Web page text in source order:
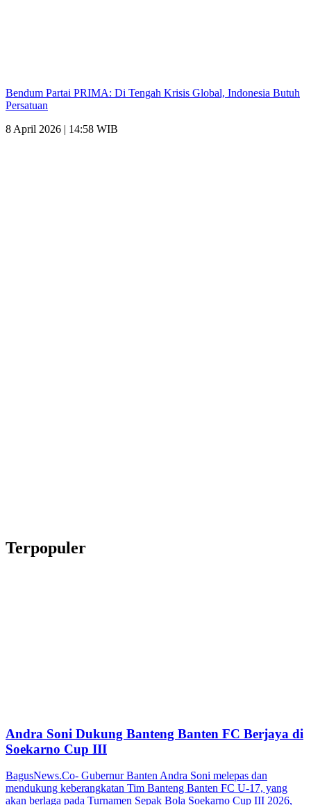
Bendum Partai PRIMA: Di Tengah Krisis Global, Indonesia Butuh
Persatuan
8 April 2026 | 14:58 WIB
Terpopuler
Andra Soni Dukung Banteng Banten FC Berjaya di
Soekarno Cup III
BagusNews.Co- Gubernur Banten Andra Soni melepas dan
mendukung keberangkatan Tim Banteng Banten FC U-17, yang
akan berlaga pada Turnamen Sepak Bola Soekarno Cup III 2026,